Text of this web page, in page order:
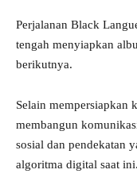
Perjalanan Black
tengah menyiapkan
berikutnya.
Selain mempersiapkan
membangun
sosial dan pendekatan
algoritma digital saat ini.